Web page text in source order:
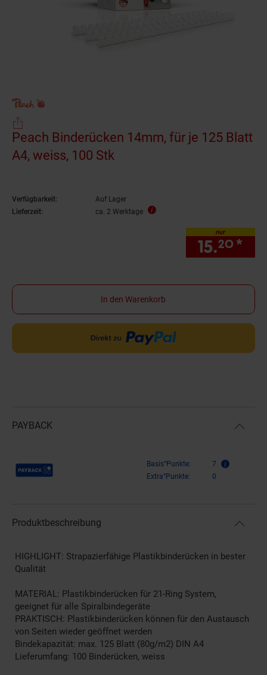
Peach Binderücken 14mm, für je 125 Blatt
A4, weiss, 100 Stk
Verfügbarkeit:
Auf Lager
Lieferzeit:
ca. 2 Werktage
nur
15.20 *
In den Warenkorb
PAYBACK
Payback Punkte Basis°Punkte:
7
Extra°Punkte:
0
Produktbeschreibung
HIGHLIGHT: Strapazierfähige Plastikbinderücken in bester
Qualität
MATERIAL: Plastikbinderücken für 21-Ring System,
geeignet für alle Spiralbindegeräte
PRAKTISCH: Plastikbinderücken können für den Austausch
von Seiten wieder geöffnet werden
Bindekapazität: max. 125 Blatt (80g/m2) DIN A4
Lieferumfang: 100 Binderücken, weiss